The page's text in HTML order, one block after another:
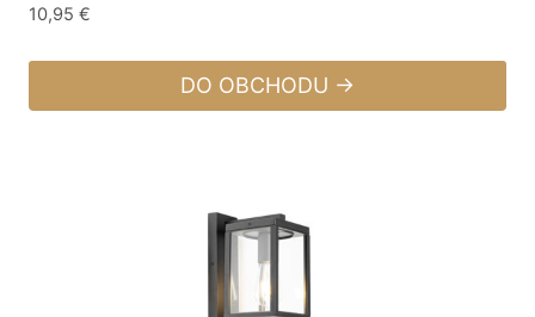
10,95 €
DO OBCHODU →